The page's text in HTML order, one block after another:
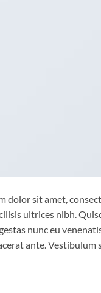
dolor sit amet,
ultrices nibh.
nunc eu
ante. Vestibulum